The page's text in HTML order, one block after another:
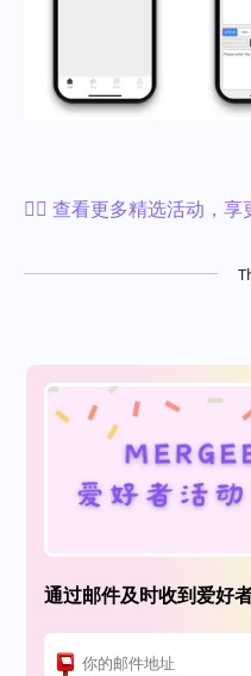
👉🏻 查看更多精选活动，
通过邮件及时收到爱好